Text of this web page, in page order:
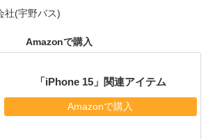
社(宇野バス)
Amazonで購入
「iPhone 15」関連アイテム
Amazonで購入